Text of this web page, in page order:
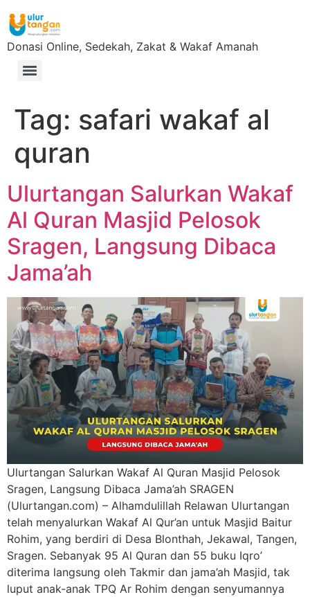
Donasi Online, Sedekah, Zakat & Wakaf Amanah
Tag: safari wakaf al
quran
Ulurtangan Salurkan Wakaf
Al Quran Masjid Pelosok
Sragen, Langsung Dibaca
Jama’ah
Ulurtangan Salurkan Wakaf Al Quran Masjid Pelosok
Sragen, Langsung Dibaca Jama’ah SRAGEN
(Ulurtangan.com) – Alhamdulillah Relawan Ulurtangan
telah menyalurkan Wakaf Al Qur’an untuk Masjid Baitur
Rohim, yang berdiri di Desa Blonthah, Jekawal, Tangen,
Sragen. Sebanyak 95 Al Quran dan 55 buku Iqro’
diterima langsung oleh Takmir dan jama’ah Masjid, tak
luput anak-anak TPQ Ar Rohim dengan senyumannya